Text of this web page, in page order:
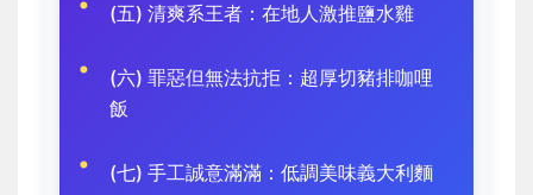
(五) 清爽系王者：在地人激推鹽水雞
(六) 罪惡但無法抗拒：超厚切豬排咖哩
飯
(七) 手工誠意滿滿：低調美味義大利麵